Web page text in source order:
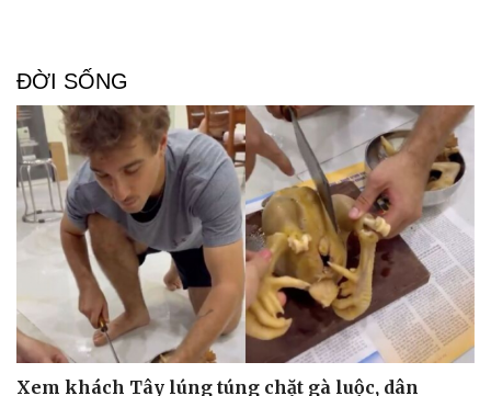
Doanh nghiệp
Thông tin doanh nghiệp
Doanh nghiệp 24h
Doanh nhân
Vì cộng đồng
Tin Công nghệ
Trải nghiệm
Chuyển đổi số
ĐỜI SỐNG
Xem khách Tây lúng túng chặt gà luộc, dân